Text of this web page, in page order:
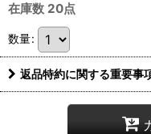
在庫数 20点
数量:
返品特約に関する重要事